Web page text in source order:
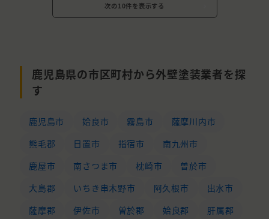
次の10件を表示する
鹿児島県の市区町村から外壁塗装業者を探
す
鹿児島市 姶良市 霧島市
薩摩川内市
熊毛郡
日置市 指宿市
南九州市
鹿屋市
南さつま市 枕崎市
曽於市
大島郡
いちき串木野市 阿久根市
出水市
薩摩郡
伊佐市 曽於郡 姶良郡
肝属郡